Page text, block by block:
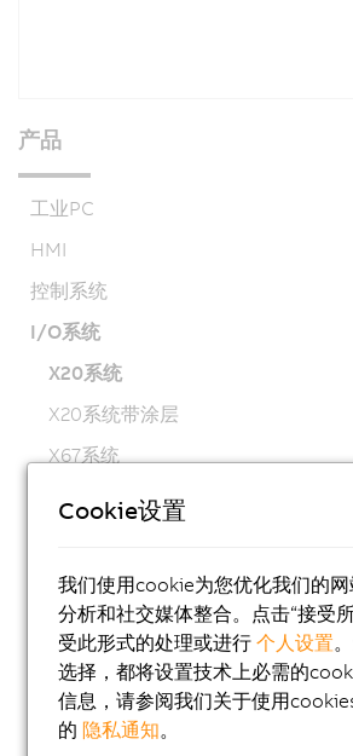
产品
工业PC
HMI
控制系统
I/O系统
X20系统
X20系统带涂层
X67系统
安全技术
运动控制
机电系统
机器人技术
移动自动化
Cookie设置
我们使用cookie为您优化我们的
分析和社交媒体整合。点击“接受
受此形式的处理或进行个人设置
选择，都将设置技术上必需的
信息，请参阅我们关于使用
的 隐私通知。